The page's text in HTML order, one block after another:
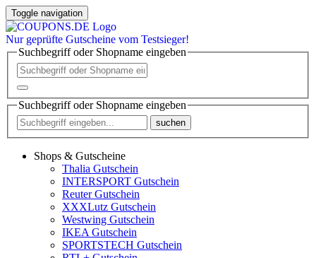
Toggle navigation
Nur geprüfte Gutscheine vom Testsieger!
Suchbegriff oder Shopname eingeben
Suchbegriff oder Shopname eingeben
suchen
Shops & Gutscheine
Thalia Gutschein
INTERSPORT Gutschein
Reuter Gutschein
XXXLutz Gutschein
Westwing Gutschein
IKEA Gutschein
SPORTSTECH Gutschein